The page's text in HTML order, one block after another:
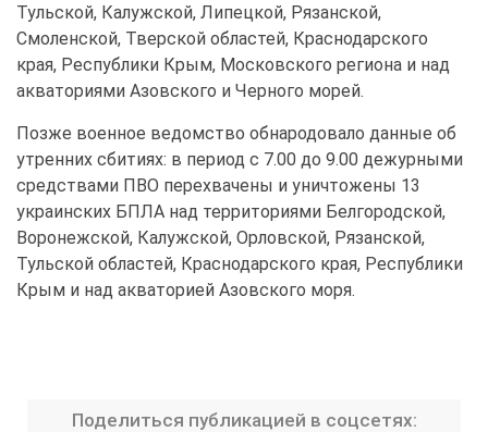
Тульской, Калужской, Липецкой, Рязанской,
Смоленской, Тверской областей, Краснодарского
края, Республики Крым, Московского региона и над
акваториями Азовского и Черного морей.
Позже военное ведомство обнародовало данные об
утренних сбитиях: в период с 7.00 до 9.00 дежурными
средствами ПВО перехвачены и уничтожены 13
украинских БПЛА над территориями Белгородской,
Воронежской, Калужской, Орловской, Рязанской,
Тульской областей, Краснодарского края, Республики
Крым и над акваторией Азовского моря.
Поделиться публикацией в соцсетях: